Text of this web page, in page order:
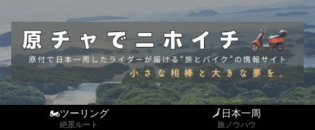
🏍ツーリング
絶景ルート
🗾日本一周
旅ノウハウ